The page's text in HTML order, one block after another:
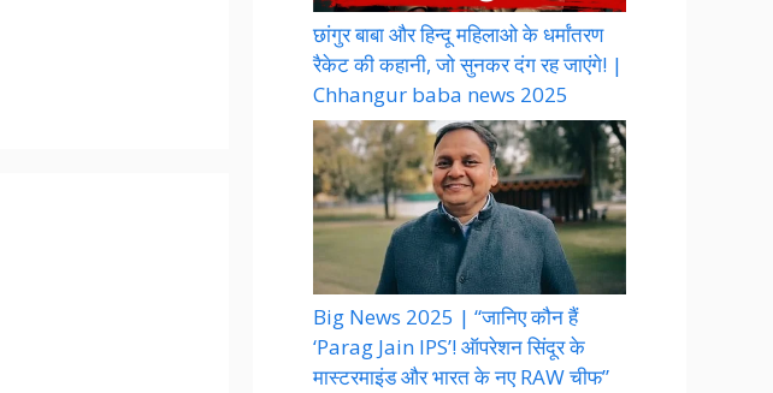
छांगुर बाबा और हिन्दू महिलाओ के धर्मांतरण
रैकेट की कहानी, जो सुनकर दंग रह जाएंगे! |
Chhangur baba news 2025
Big News 2025 | “जानिए कौन हैं
‘Parag Jain IPS’! ऑपरेशन सिंदूर के
मास्टरमाइंड और भारत के नए RAW चीफ”